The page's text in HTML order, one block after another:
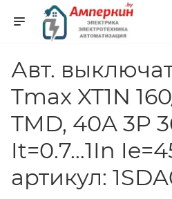
Авт.
Tmax XT1N
TMD, 40A 3P
It=0.7…1In
артикул: